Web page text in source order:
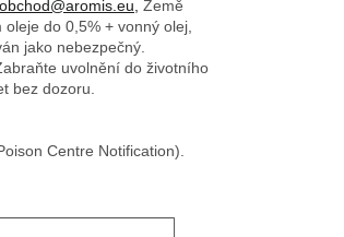
obchod@aromis.eu, Země
do 0,5% + vonný olej,
jako nebezpečný.
uvolnění do životního
bez dozoru.
Centre Notification).